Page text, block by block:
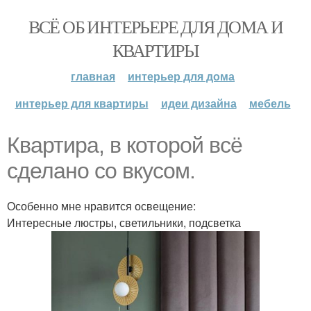
ВСЁ ОБ ИНТЕРЬЕРЕ ДЛЯ ДОМА И
КВАРТИРЫ
главная
интерьер для дома
интерьер для квартиры
идеи дизайна мебель
Квартира, в которой всё
сделано со вкусом.
Особенно мне нравится освещение:
Интересные люстры, светильники, подсветка